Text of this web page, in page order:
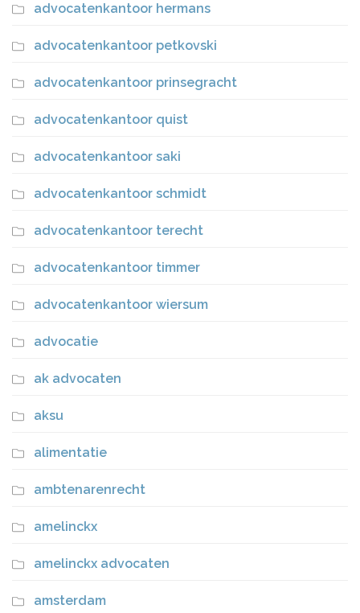
advocatenkantoor hermans
advocatenkantoor petkovski
advocatenkantoor prinsegracht
advocatenkantoor quist
advocatenkantoor saki
advocatenkantoor schmidt
advocatenkantoor terecht
advocatenkantoor timmer
advocatenkantoor wiersum
advocatie
ak advocaten
aksu
alimentatie
ambtenarenrecht
amelinckx
amelinckx advocaten
amsterdam